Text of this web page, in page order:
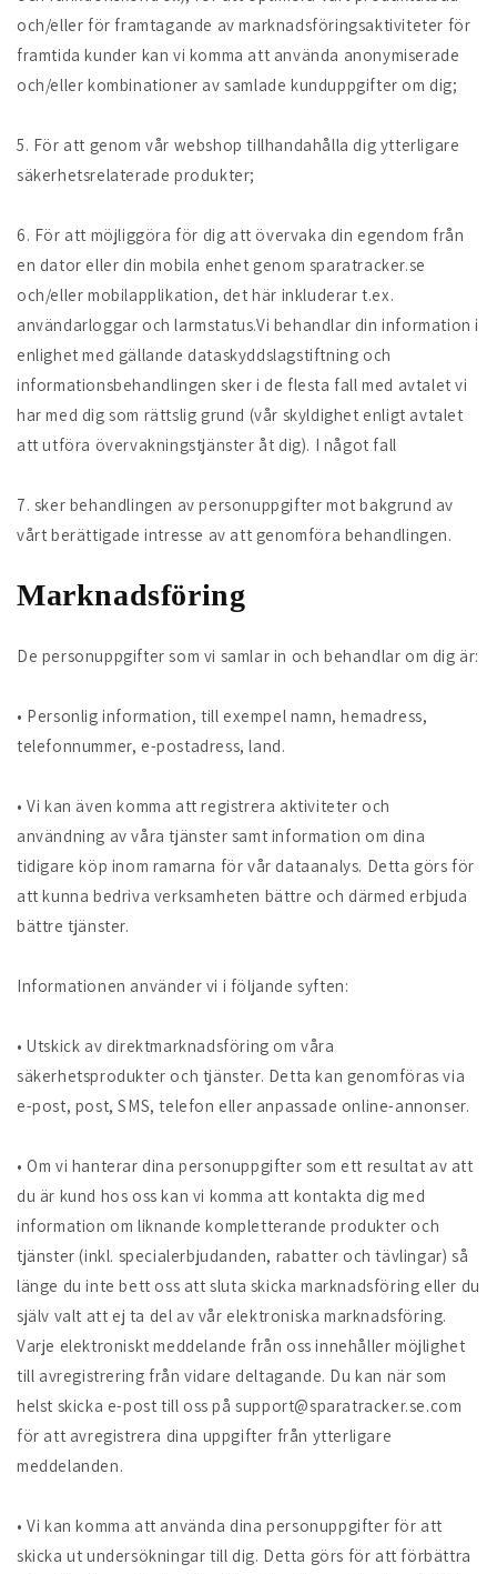
och/eller för framtagande av marknadsföringsaktiviteter för
framtida kunder kan vi komma att använda anonymiserade
och/eller kombinationer av samlade kunduppgifter om dig;
5. För att genom vår webshop tillhandahålla dig ytterligare
säkerhetsrelaterade produkter;
6. För att möjliggöra för dig att övervaka din egendom från
en dator eller din mobila enhet genom sparatracker.se
och/eller mobilapplikation, det här inkluderar t.ex.
användarloggar och larmstatus.Vi behandlar din information i
enlighet med gällande dataskyddslagstiftning och
informationsbehandlingen sker i de flesta fall med avtalet vi
har med dig som rättslig grund (vår skyldighet enligt avtalet
att utföra övervakningstjänster åt dig). I något fall
7. sker behandlingen av personuppgifter mot bakgrund av
vårt berättigade intresse av att genomföra behandlingen.
Marknadsföring
De personuppgifter som vi samlar in och behandlar om dig är:
• Personlig information, till exempel namn, hemadress,
telefonnummer, e-postadress, land.
• Vi kan även komma att registrera aktiviteter och
användning av våra tjänster samt information om dina
tidigare köp inom ramarna för vår dataanalys. Detta görs för
att kunna bedriva verksamheten bättre och därmed erbjuda
bättre tjänster.
Informationen använder vi i följande syften:
• Utskick av direktmarknadsföring om våra
säkerhetsprodukter och tjänster. Detta kan genomföras via
e-post, post, SMS, telefon eller anpassade online-annonser.
• Om vi hanterar dina personuppgifter som ett resultat av att
du är kund hos oss kan vi komma att kontakta dig med
information om liknande kompletterande produkter och
tjänster (inkl. specialerbjudanden, rabatter och tävlingar) så
länge du inte bett oss att sluta skicka marknadsföring eller du
själv valt att ej ta del av vår elektroniska marknadsföring.
Varje elektroniskt meddelande från oss innehåller möjlighet
till avregistrering från vidare deltagande. Du kan när som
helst skicka e-post till oss på support@sparatracker.se.com
för att avregistrera dina uppgifter från ytterligare
meddelanden.
• Vi kan komma att använda dina personuppgifter för att
skicka ut undersökningar till dig. Detta görs för att förbättra